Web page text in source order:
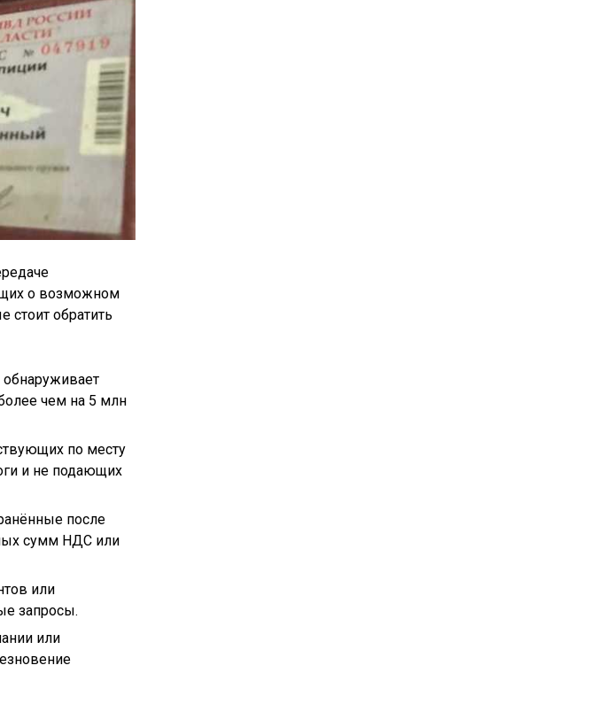
о возможном
стоит обратить
чем на 5 млн
по месту
и не подающих
после
сумм НДС или
или
запросы.
или